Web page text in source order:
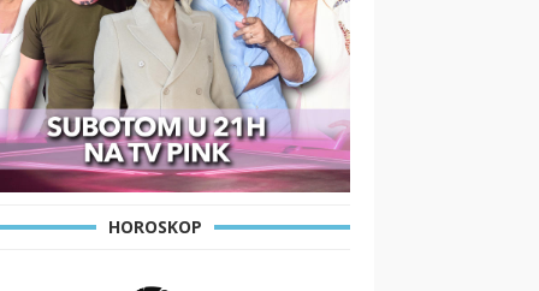
HOROSKOP